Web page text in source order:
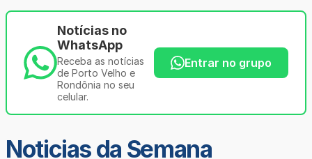
Notícias no
WhatsApp
Receba as notícias
de Porto Velho e
Rondônia no seu
celular.
Entrar no grupo
Noticias da Semana